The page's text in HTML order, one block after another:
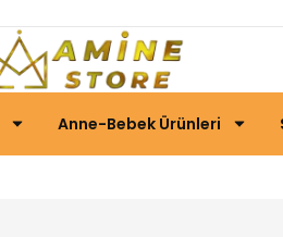
Anne-Bebek Ürünleri